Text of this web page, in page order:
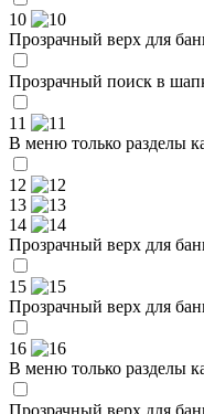
10
Прозрачный верх для
Прозрачный поиск в
11
В меню только разделы
12
13
14
Прозрачный верх для
15
Прозрачный верх для
16
В меню только разделы
Прозрачный верх для